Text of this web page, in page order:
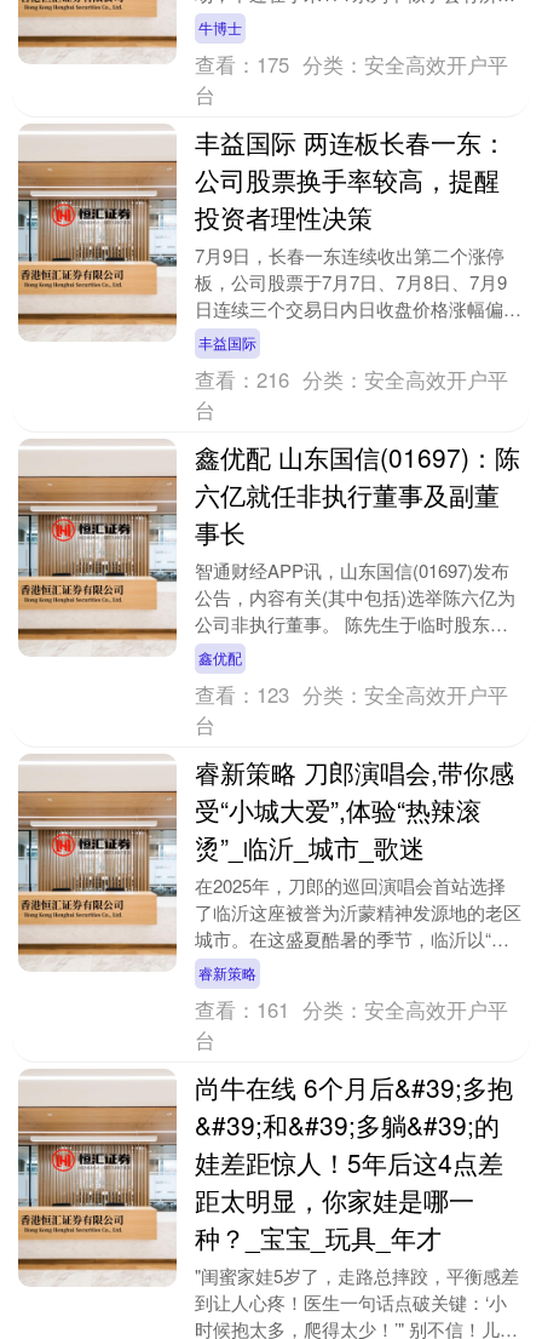
变。小米17T系列国行版疑似入网，这标
志着该....
牛博士
查看： 175 分类：安全高效开户平
台
丰益国际 两连板长春一东：
公司股票换手率较高，提醒
投资者理性决策
7月9日，长春一东连续收出第二个涨停
板，公司股票于7月7日、7月8日、7月9
日连续三个交易日内日收盘价格涨幅偏离
值累计超过20%，根据有关规定，属于股
票交易异常....
丰益国际
查看：216 分类：安全高效开户平
台
鑫优配 山东国信(01697)：陈
六亿就任非执行董事及副董
事长
智通财经APP讯，山东国信(01697)发布
公告，内容有关(其中包括)选举陈六亿为
公司非执行董事。 陈先生于临时股东大
会获选举为公司非执行董事。公司近期收
到由国....
鑫优配
查看： 123 分类：安全高效开户平
台
睿新策略 刀郎演唱会,带你感
受“小城大爱”,体验“热辣滚
烫”_临沂_城市_歌迷
在2025年，刀郎的巡回演唱会首站选择
了临沂这座被誉为沂蒙精神发源地的老区
城市。在这盛夏酷暑的季节，临沂以“教
科书级”的服务保障，向外界展现了“热情
好客山东人”....
睿新策略
查看： 161 分类：安全高效开户平
台
尚牛在线 6个月后&#39;多抱
&#39;和&#39;多躺&#39;的
娃差距惊人！5年后这4点差
距太明显，你家娃是哪一
种？_宝宝_玩具_年才
"闺蜜家娃5岁了，走路总摔跤，平衡感差
到让人心疼！医生一句话点破关键：‘小
时候抱太多，爬得太少！’" 别不信！儿童